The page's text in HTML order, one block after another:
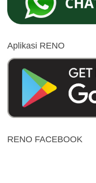
Aplikasi RENO
RENO FACEBOOK